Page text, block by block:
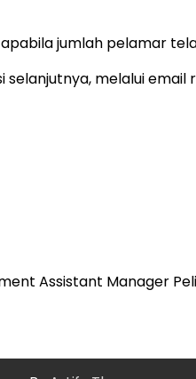
jumlah pelamar
melalui email
Assistant Manager